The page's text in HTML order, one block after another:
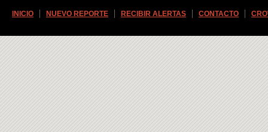
INICIO NUEVO REPORTE RECIBIR ALERTAS CONTACTO